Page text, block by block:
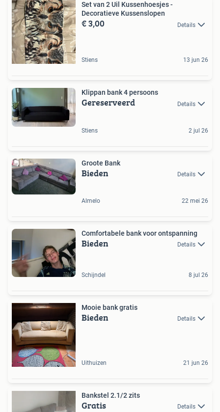
Set van 2 Uil Kussenhoesjes -
Decoratieve Kussenslopen
€ 3,00 Details
Stiens 13 jun 26
Klippan bank 4 persoons
Gereserveerd Details
Stiens 2 jul 26
Groote Bank
Bieden Details
Almelo 22 mei 26
Comfortabele bank voor ontspanning
Bieden Details
Schijndel 8 jul 26
Mooie bank gratis
Bieden Details
Uithuizen 21 jun 26
Bankstel 2.1/2 zits
Gratis Details